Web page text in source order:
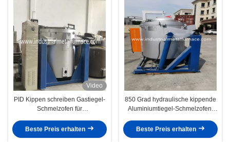
Video
PID Kippen schreiben Gastiegel-
Schmelzofen für
Beste Preis erhalten
850 Grad hydraulische kippende
Aluminiumtiegel-Schmelzofen-
Widerstand-
Beste Preis erhalten